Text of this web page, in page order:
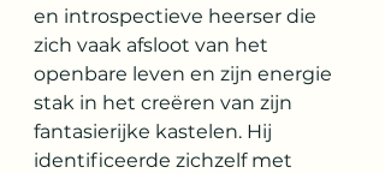
en introspectieve heerser die
zich vaak afsloot van het
openbare leven en zijn energie
stak in het creëren van zijn
fantasierijke kastelen. Hij
identificeerde zichzelf met